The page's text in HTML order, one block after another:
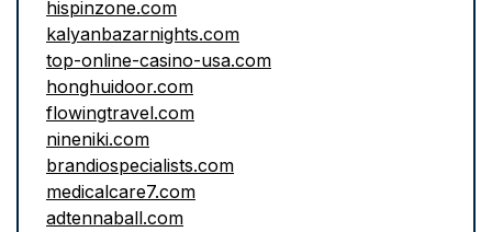
hispinzone.com
kalyanbazarnights.com
top-online-casino-usa.com
honghuidoor.com
flowingtravel.com
nineniki.com
brandiospecialists.com
medicalcare7.com
adtennaball.com